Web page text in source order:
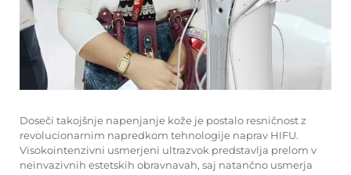
Doseči takojšnje napenjanje kože je postalo resničnost z
revolucionarnim napredkom tehnologije naprav HIFU.
Visokointenzivni usmerjeni ultrazvok predstavlja prelom v
neinvazivnih estetskih obravnavah, saj natančno usmerja